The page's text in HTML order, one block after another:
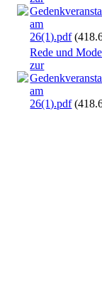
am
26(1).pdf
Rede und
zur
am
26(1).pdf